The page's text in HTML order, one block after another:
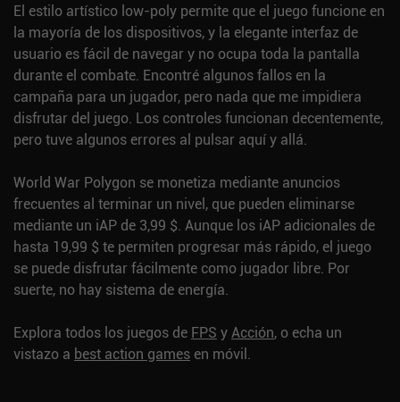
El estilo artístico low-poly permite que el juego funcione en
la mayoría de los dispositivos, y la elegante interfaz de
usuario es fácil de navegar y no ocupa toda la pantalla
durante el combate. Encontré algunos fallos en la
campaña para un jugador, pero nada que me impidiera
disfrutar del juego. Los controles funcionan decentemente,
pero tuve algunos errores al pulsar aquí y allá.
World War Polygon se monetiza mediante anuncios
frecuentes al terminar un nivel, que pueden eliminarse
mediante un iAP de 3,99 $. Aunque los iAP adicionales de
hasta 19,99 $ te permiten progresar más rápido, el juego
se puede disfrutar fácilmente como jugador libre. Por
suerte, no hay sistema de energía.
Explora todos los juegos de FPS yAcción, o echa un
vistazo a best action games en móvil.